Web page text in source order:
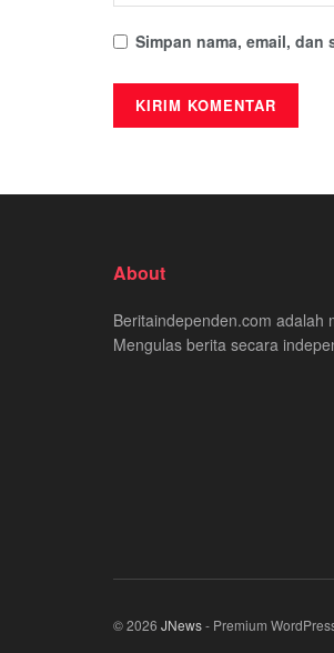
Simpan nama, email,
About
Beritaindependen.com adalah
Mengulas berita secara
© 2026 JNews- Premium